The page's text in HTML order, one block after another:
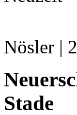
Nösler |
Stade